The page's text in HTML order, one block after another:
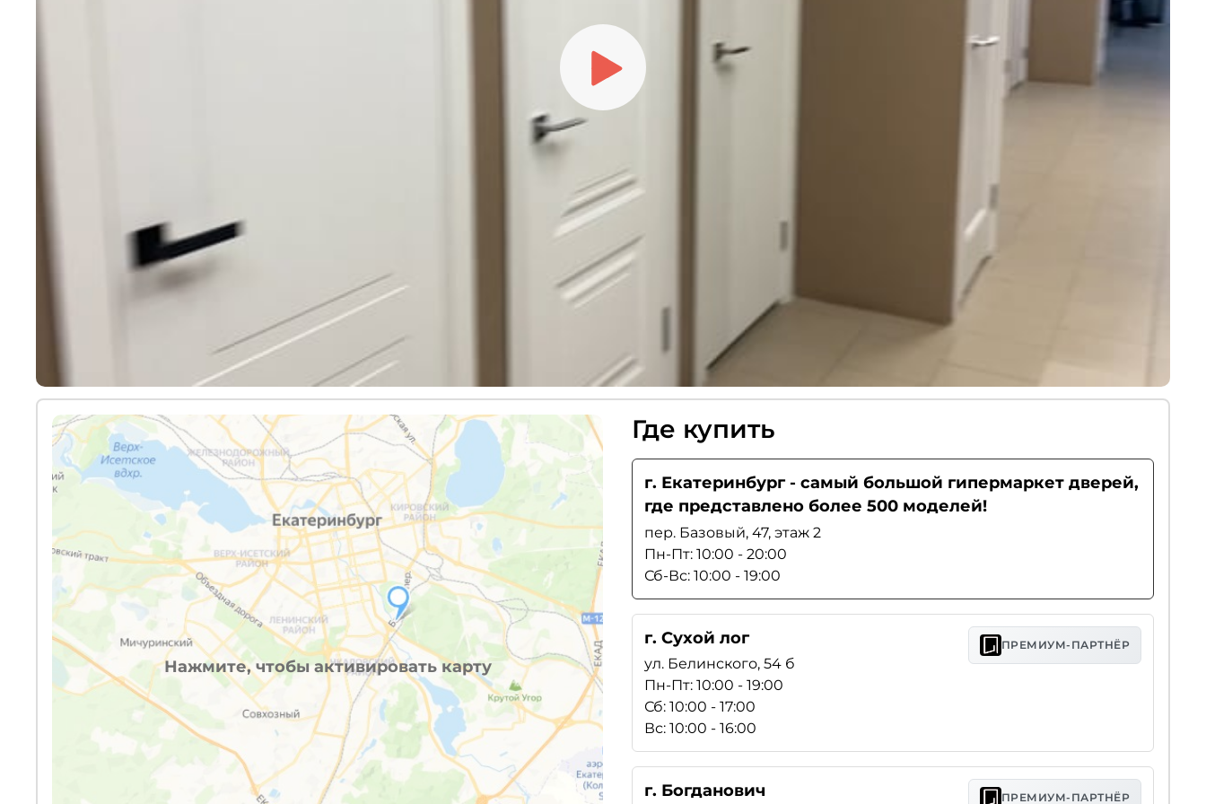
Нажмите, чтобы активировать карту
Где купить
г. Екатеринбург - самый большой гипермаркет дверей,
где представлено более 500 моделей!
пер. Базовый, 47, этаж 2
Пн-Пт: 10:00 - 20:00
Сб-Вс: 10:00 - 19:00
г. Сухой лог
ул. Белинского, 54 б
Пн-Пт: 10:00 - 19:00
Сб: 10:00 - 17:00
Вс: 10:00 - 16:00
ПРЕМИУМ-ПАРТНЁР
г. Богданович ПРЕМИУМ-ПАРТНЁР